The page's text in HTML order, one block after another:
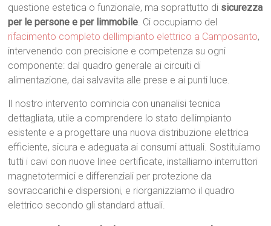
questione estetica o funzionale, ma soprattutto di sicurezza
per le persone e per limmobile. Ci occupiamo del
rifacimento completo dellimpianto elettrico a Camposanto,
intervenendo con precisione e competenza su ogni
componente: dal quadro generale ai circuiti di
alimentazione, dai salvavita alle prese e ai punti luce.
Il nostro intervento comincia con unanalisi tecnica
dettagliata, utile a comprendere lo stato dellimpianto
esistente e a progettare una nuova distribuzione elettrica
efficiente, sicura e adeguata ai consumi attuali. Sostituiamo
tutti i cavi con nuove linee certificate, installiamo interruttori
magnetotermici e differenziali per protezione da
sovraccarichi e dispersioni, e riorganizziamo il quadro
elettrico secondo gli standard attuali.